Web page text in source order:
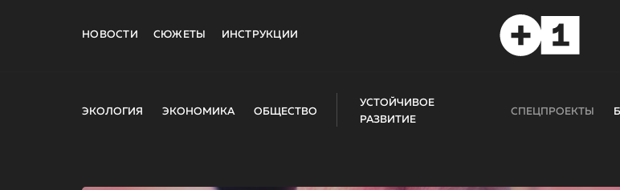
НОВОСТИ СЮЖЕТЫ ИНСТРУКЦИИ
ЭКОЛОГИЯ ЭКОНОМИКА ОБЩЕСТВО
УСТОЙЧИВОЕ
РАЗВИТИЕ
СПЕЦПРОЕКТЫ